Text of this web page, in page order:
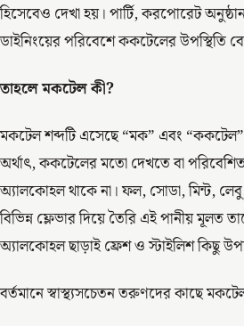
হিসেবেও দেখা হয়। পার্টি, করপোরেট
ডাইনিংয়ের পরিবেশে ককটেলের উপস্থিতি
তাহলে মকটেল কী?
মকটেল শব্দটি এসেছে “মক” এবং “ককটেল”
অর্থাৎ, ককটেলের মতো দেখতে বা
অ্যালকোহল থাকে না। ফল, সোডা, মিন্ট,
বিভিন্ন ফ্লেভার দিয়ে তৈরি এই পানীয় মূলত
অ্যালকোহল ছাড়াই ফ্রেশ ও স্টাইলিশ কিছু
বর্তমানে স্বাস্থ্যসচেতন তরুণদের কাছে